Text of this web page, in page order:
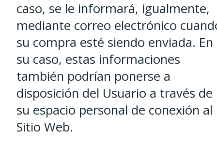
caso, se le informará, igualmente,
mediante correo electrónico
su compra esté siendo enviada. En
su caso, estas informaciones
también podrían ponerse a
disposición del Usuario a través de
su espacio personal de conexión al
Sitio Web.